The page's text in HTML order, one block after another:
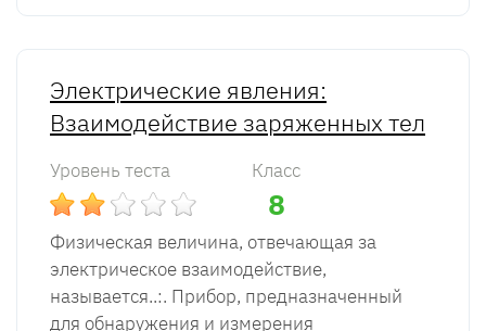
Электрические явления:
Взаимодействие заряженных тел
Уровень теста Класс
8
Физическая величина, отвечающая за
электрическое взаимодействие,
называется..:. Прибор, предназначенный
для обнаружения и измерения